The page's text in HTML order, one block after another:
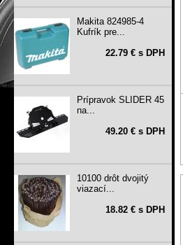
Makita 824985-4
Kufrík pre...
22.79 € s DPH
Prípravok SLIDER 45
na...
49.20 € s DPH
10100 drôt dvojitý
viazací...
18.82 € s DPH